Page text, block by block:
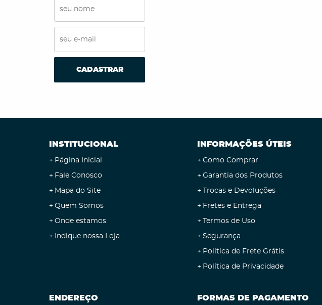
CADASTRAR
INSTITUCIONAL
Página Inicial
Fale Conosco
Mapa do Site
Quem Somos
Onde estamos
Indique nossa Loja
INFORMAÇÕES ÚTEIS
Como Comprar
Garantia dos Produtos
Trocas e Devoluções
Fretes e Entrega
Termos de Uso
Segurança
Politica de Frete Grátis
Política de Privacidade
ENDEREÇO FORMAS DE PAGAMENTO